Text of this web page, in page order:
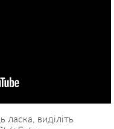
виділіть